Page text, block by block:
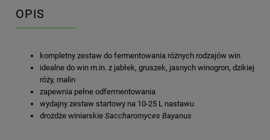
OPIS
kompletny zestaw do fermentowania różnych rodzajów win
idealne do win m.in. z jabłek, gruszek, jasnych winogron, dzikiej
róży, malin
zapewnia pełne odfermentowania
wydajny zestaw startowy na 10-25 L nastawu
drożdże winiarskie Saccharomyces Bayanus